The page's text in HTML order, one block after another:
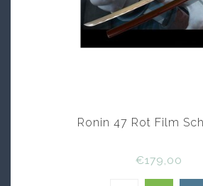
Ronin 47 Rot Film
€179,00